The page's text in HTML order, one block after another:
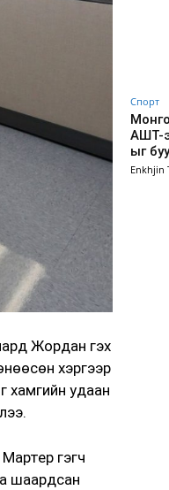
Жордан гэх
хэргээр
хамгийн удаан
гэгч
шаардсан
Спорт
АШТ-
ыг
Enkhjin